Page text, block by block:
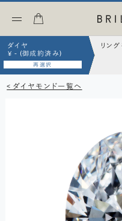
ダイヤ
¥ - (御成約済み)
再選択
リン
< ダイヤモンド一覧へ